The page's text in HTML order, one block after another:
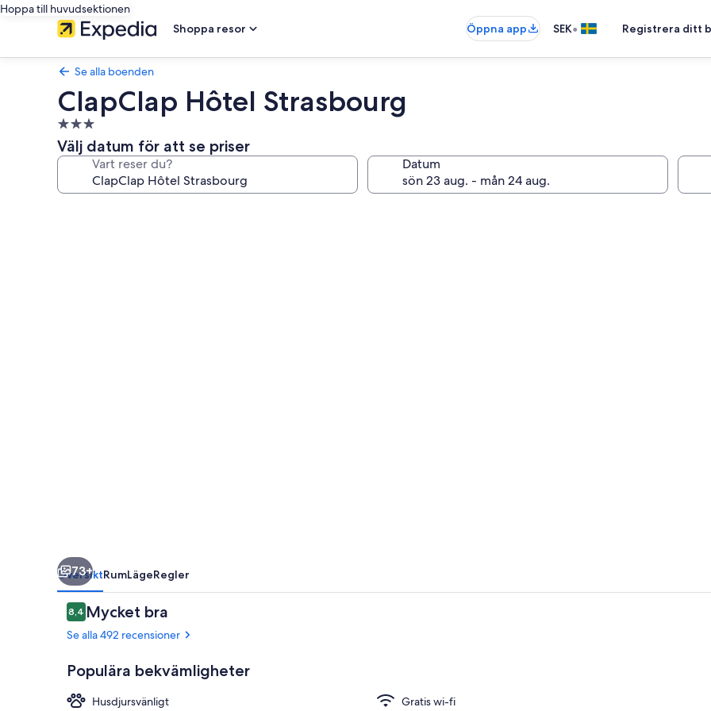
Hoppa till huvudsektionen
Shoppa resor
Öppna app SEK• Registrera ditt
Se alla boenden
ClapClap Hôtel Strasbourg
3.0-
stjärnigt
boende
Välj datum för att se priser
Vart reser du? Datum
Superior
73+
ÖversiktRumLägeRegler
Recensioner
8,48,4 av 10,
Mycket bra
Se alla 492 recensioner
Populära bekvämligheter
Husdjursvänligt
Gratis wi-fi